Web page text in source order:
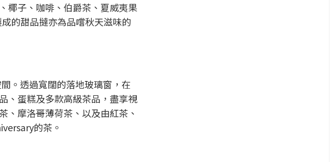
椰子、咖啡、伯爵茶、夏威夷果
的甜品撻亦為品嚐秋天滋味的
。透過寬闊的落地玻璃窗，在
、蛋糕及多款高級茶品，盡享視
、摩洛哥薄荷茶、以及由紅茶、
的茶。